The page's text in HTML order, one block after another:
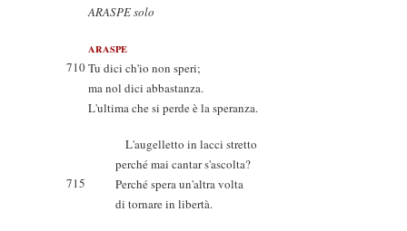
ARASPE solo
ARASPE
710Tu dici ch'io non speri;
ma nol dici abbastanza.
L'ultima che si perde è la speranza.
L'augelletto in lacci stretto
perché mai cantar s'ascolta?
715
Perché spera un'altra volta
di tornare in libertà.